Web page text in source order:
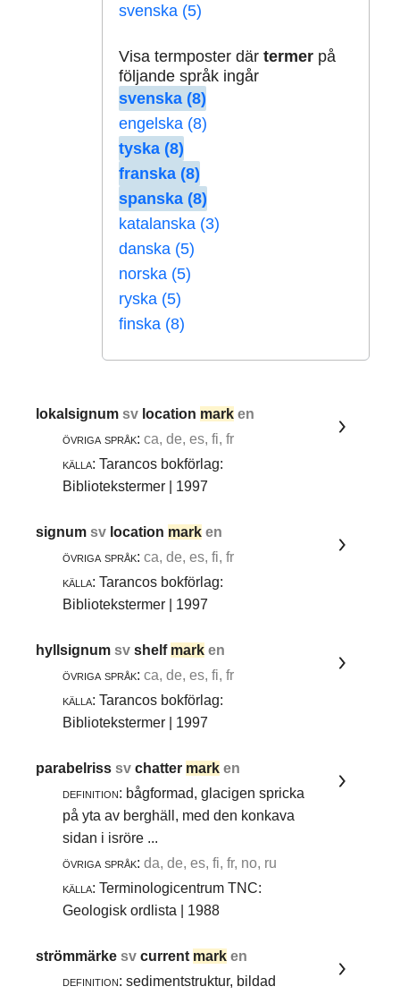
svenska (5)
Visa termposter där termerpå
följande språk ingår
svenska (8)
engelska (8)
tyska (8)
franska (8)
spanska (8)
katalanska (3)
danska (5)
norska (5)
ryska (5)
finska (8)
lokalsignumsv location mark en
övriga språk: ca, de, es, fi, fr
källa: Tarancos bokförlag:
Bibliotekstermer | 1997
signumsv location mark en
övriga språk: ca, de, es, fi, fr
källa: Tarancos bokförlag:
Bibliotekstermer | 1997
hyllsignumsvshelf mark en
övriga språk: ca, de, es, fi, fr
källa: Tarancos bokförlag:
Bibliotekstermer | 1997
parabelrisssvchatter mark en
definition: bågformad, glacigen spricka
på yta av berghäll, med den konkava
sidan i isröre ...
övriga språk: da, de, es, fi, fr, no, ru
källa: Terminologicentrum TNC:
Geologisk ordlista | 1988
strömmärkesvcurrent mark en
definition: sedimentstruktur, bildad